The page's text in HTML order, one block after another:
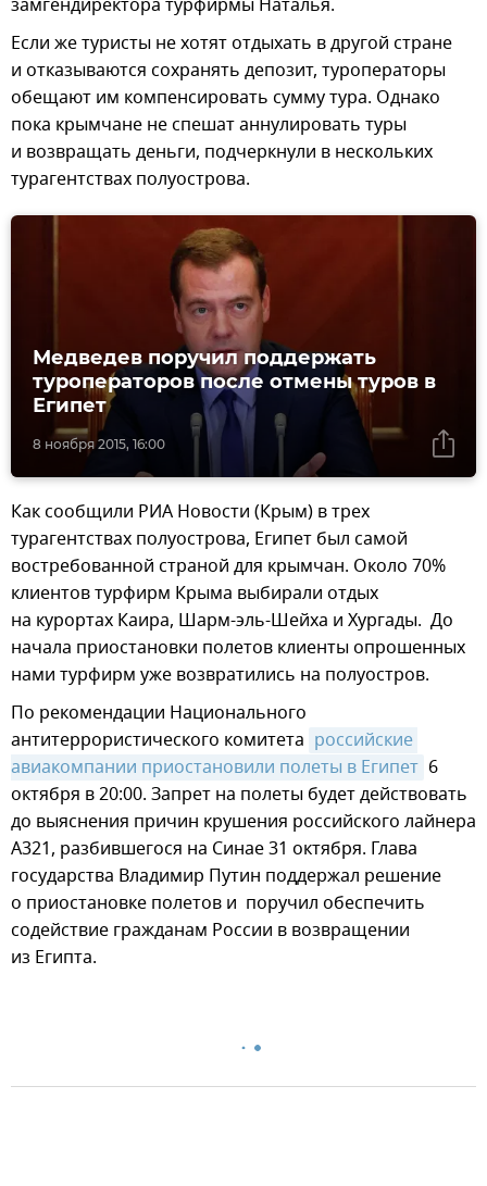
замгендиректора турфирмы Наталья.
Если же туристы не хотят отдыхать в другой стране
и отказываются сохранять депозит, туроператоры
обещают им компенсировать сумму тура. Однако
пока крымчане не спешат аннулировать туры
и возвращать деньги, подчеркнули в нескольких
турагентствах полуострова.
8 ноября 2015, 16:00
Медведев поручил поддержать
туроператоров после отмены туров в
Египет
Как сообщили РИА Новости (Крым) в трех
турагентствах полуострова, Египет был самой
востребованной страной для крымчан. Около 70%
клиентов турфирм Крыма выбирали отдых
на курортах Каира, Шарм-эль-Шейха и Хургады. До
начала приостановки полетов клиенты опрошенных
нами турфирм уже возвратились на полуостров.
По рекомендации Национального
антитеррористического комитета российские
авиакомпании приостановили полеты в Египет 6
октября в 20:00. Запрет на полеты будет действовать
до выяснения причин крушения российского лайнера
А321, разбившегося на Синае 31 октября. Глава
государства Владимир Путин поддержал решение
о приостановке полетов и поручил обеспечить
содействие гражданам России в возвращении
из Египта.